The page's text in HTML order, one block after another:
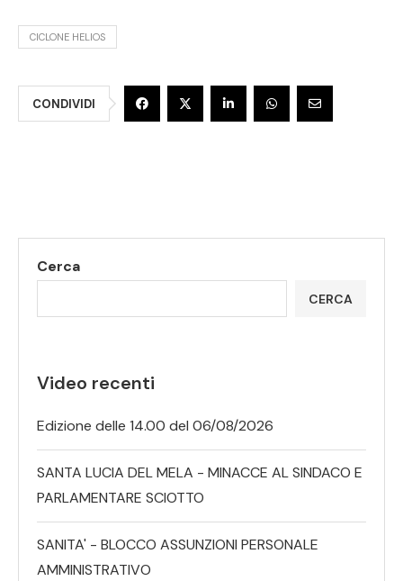
CICLONE HELIOS
CONDIVIDI
Cerca
CERCA
Video recenti
Edizione delle 14.00 del 06/08/2026
SANTA LUCIA DEL MELA - MINACCE AL SINDACO E
PARLAMENTARE SCIOTTO
SANITA' - BLOCCO ASSUNZIONI PERSONALE
AMMINISTRATIVO